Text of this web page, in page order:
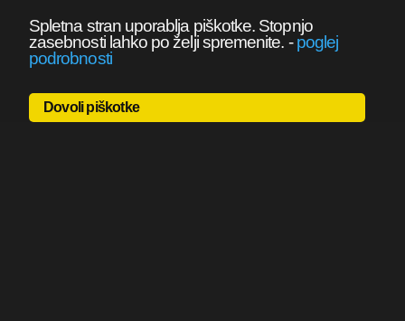
Spletna stran uporablja piškotke. Stopnjo
zasebnosti lahko po želji spremenite. -poglej
podrobnosti
Dovoli piškotke